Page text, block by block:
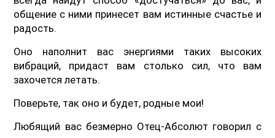
общение с ними принесет вам истинные счастье и
радость.
Оно наполнит вас энергиями таких высоких
вибраций, придаст вам столько сил, что вам
захочется летать.
Поверьте, так оно и будет, родные мои!
Любящий вас безмерно Отец-Абсолют говорил с